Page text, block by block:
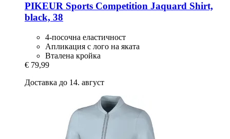
PIKEUR Sports Competition Jaquard Shirt,
black, 38
4-посочна еластичност
Апликация с лого на яката
Вталена кройка
€ 79,99
Доставка до 14. август